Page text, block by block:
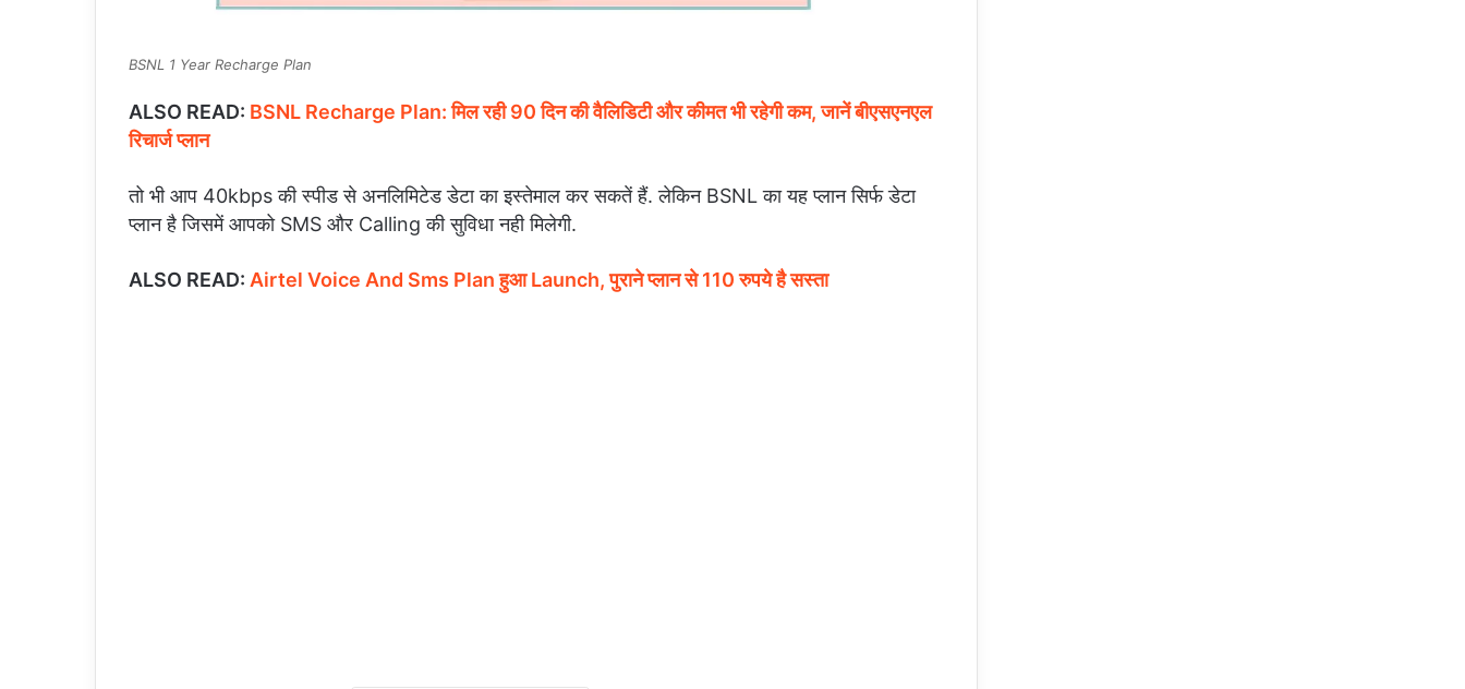
BSNL 1 Year Recharge Plan
ALSO READ: BSNL Recharge Plan: मिल रही 90 दिन की वैलिडिटी और कीमत भी रहेगी कम, जानें बीएसएनएल
रिचार्ज प्लान
तो भी आप 40kbps की स्पीड से अनलिमिटेड डेटा का इस्तेमाल कर सकतें हैं. लेकिन BSNL का यह प्लान सिर्फ डेटा
प्लान है जिसमें आपको SMS और Calling की सुविधा नही मिलेगी.
ALSO READ: Airtel Voice And Sms Plan हुआ Launch, पुराने प्लान से 110 रुपये है सस्ता